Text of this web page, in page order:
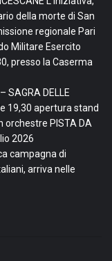
della morte di San
regionale Pari
Militare Esercito
presso la Caserma
SAGRA DELLE
19,30 apertura stand
orchestre PISTA DA
2026
campagna di
arriva nelle